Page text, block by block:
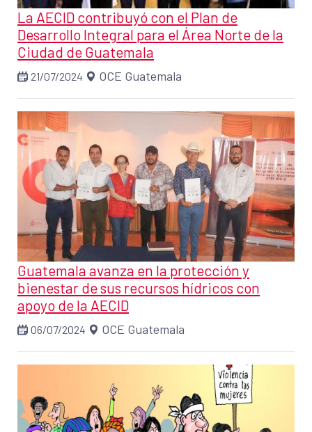
La AECID contribuyó con el Plan de
Desarrollo Integral para el Área Norte de la
Ciudad de Guatemala
21/07/2024 OCE Guatemala
Guatemala avanza en la protección y
bienestar de sus recursos hídricos con
apoyo de la AECID
06/07/2024 OCE Guatemala